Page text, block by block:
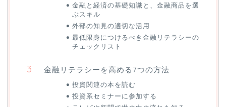
金融と経済の基礎知識と、金融商品を選
ぶスキル
外部の知見の適切な活用
最低限身につけるべき金融リテラシーの
チェックリスト
金融リテラシーを高める7つの方法
投資関連の本を読む
投資系セミナーに参加する